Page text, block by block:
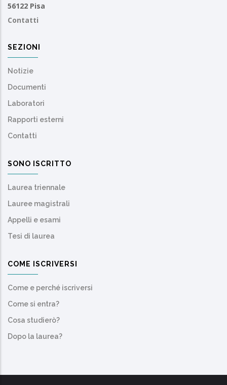
56122 Pisa
Contatti
SEZIONI
Notizie
Documenti
Laboratori
Rapporti esterni
Contatti
SONO ISCRITTO
Laurea triennale
Lauree magistrali
Appelli e esami
Tesi di laurea
COME ISCRIVERSI
Come e perché iscriversi
Come si entra?
Cosa studierò?
Dopo la laurea?